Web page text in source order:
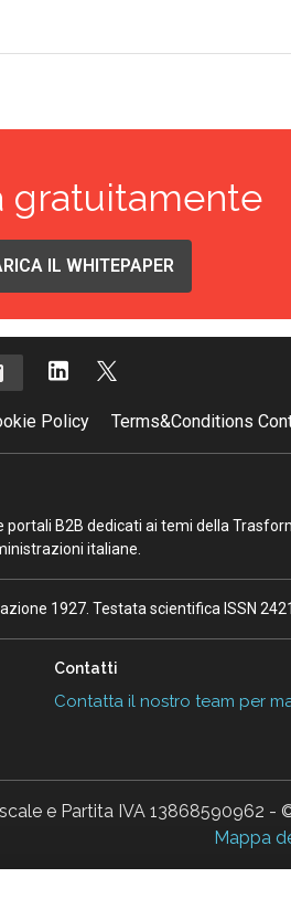
gratuitamente
IL WHITEPAPER
Policy Terms&Conditions
B2B dedicati ai temi della
italiane.
1927. Testata scientifica ISSN
Contatti
Contatta il nostro team per
e Partita IVA 13868590962 -
Mappa